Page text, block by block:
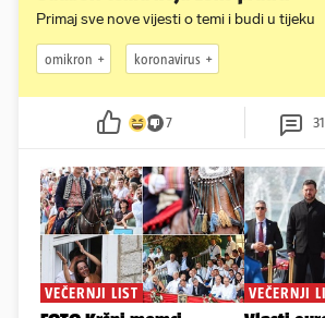
Primaj sve nove vijesti o temi i budi u tijeku
omikron koronavirus
7 31